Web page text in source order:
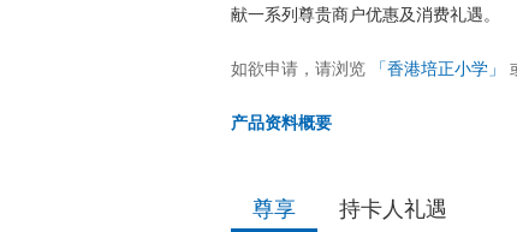
献一系列尊贵商户优惠及消费礼遇。
如欲申请，请浏览 「香港培正小学」
产品资料概要
尊享 持卡人礼遇